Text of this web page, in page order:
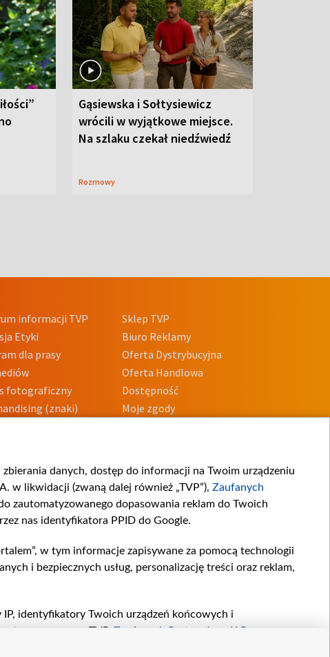
Gąsiewska i Sołtysiewicz
wrócili w wyjątkowe miejsce.
Na szlaku czekał niedźwiedź
Rozmowy
informacji TVP
Etyki
dla prasy
fotograficzny
(znaki)
Sklep TVP
Biuro Reklamy
Oferta Dystrybucyjna
Oferta Handlowa
Dostępność
Moje zgody
danych, dostęp do informacji na Twoim urządzeniu
w likwidacji (zwaną dalej również „TVP”), Zaufanych
zautomatyzowanego dopasowania reklam do Twoich
nas identyfikatora PPID do Google.
w tym informacje zapisywane za pomocą technologii
i bezpiecznych usług, personalizację treści oraz reklam,
IP, identyfikatory Twoich urządzeń końcowych i
przez TVP, Zaufanych Partnerów z IAB
lub dostęp do nich, wyboru podstawowych reklam,